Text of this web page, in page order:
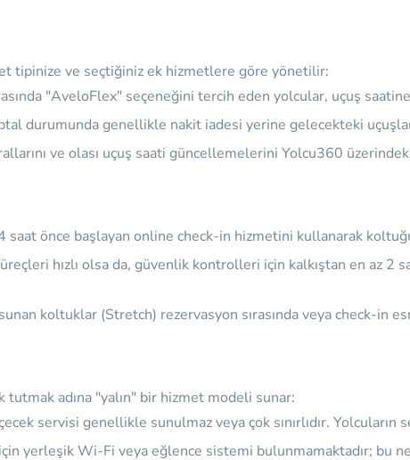
tipinize ve seçtiğiniz ek hizmetlere göre yönetilir:
"AveloFlex" seçeneğini tercih eden yolcular, uçuş
durumunda genellikle nakit iadesi yerine gelecekteki
ve olası uçuş saati güncellemelerini Yolcu360
saat önce başlayan online check-in hizmetini kullanarak
hızlı olsa da, güvenlik kontrolleri için kalkıştan en az
koltuklar (Stretch) rezervasyon sırasında veya check-in
adına "yalın" bir hizmet modeli sunar:
servisi genellikle sunulmaz veya çok sınırlıdır.
yerleşik Wi-Fi veya eğlence sistemi bulunmamaktadır; bu